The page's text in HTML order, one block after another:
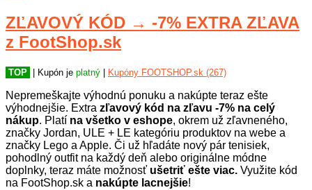
ZĽAVOVÝ KÓD → -7% EXTRA ZĽAVA
z FootShop.sk
TOP | Kupón je platný Kupóny FOOTSHOP.sk (267)
Nepremeškajte výhodnú ponuku a nakúpte teraz ešte
výhodnejšie. Extra zľavový kód na zľavu -7% na celý
nákup. Platí na všetko v eshope, okrem už zľavneného,
značky Jordan, ULE + LE kategóriu produktov na webe a
značky Lego a Apple. Či už hľadáte nový pár tenisiek,
pohodlný outfit na každý deň alebo originálne módne
doplnky, teraz máte možnosť ušetriť ešte viac. Využite kód
na FootShop.sk a nakúpte lacnejšie!